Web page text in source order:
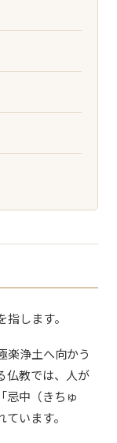
します。
楽浄土へ向かう
仏教では、人が
忌中（きちゅ
います。